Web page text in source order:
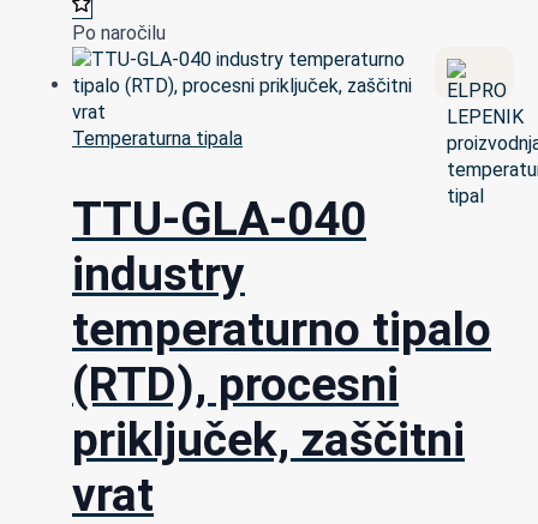
Po naročilu
Temperaturna tipala
TTU-GLA-040
industry
temperaturno tipalo
(RTD), procesni
priključek, zaščitni
vrat